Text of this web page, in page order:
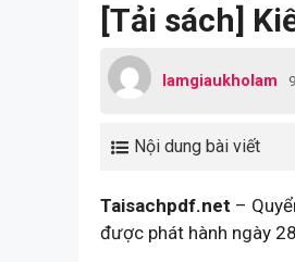
[Tải sách]
lamgiaukholam
Nội dung bài viết
Taisachpdf.net –
được phát hành ngày